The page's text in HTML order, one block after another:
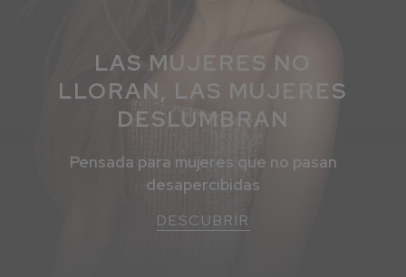
LAS MUJERES NO
LLORAN, LAS MUJERES
DESLUMBRAN
Pensada para mujeres que no pasan
desapercibidas
DESCUBRIR